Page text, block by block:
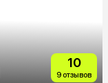
10
9 отзывов